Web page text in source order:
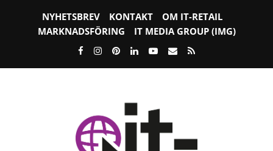
NYHETSBREV KONTAKT
OM IT-RETAIL
MARKNADSFÖRING
IT MEDIA GROUP (IMG)